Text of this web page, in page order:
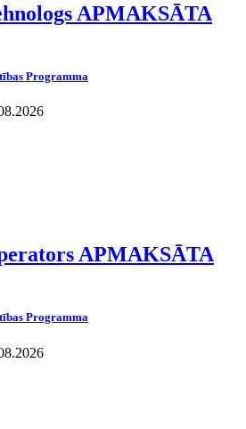
APMAKSĀTA
Programma
APMAKSĀTA
Programma